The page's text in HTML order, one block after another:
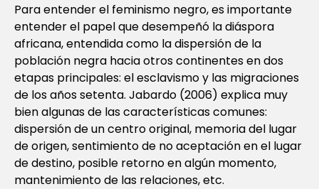
Para entender el feminismo negro, es importante
entender el papel que desempeñó la diáspora
africana, entendida como la dispersión de la
población negra hacia otros continentes en dos
etapas principales: el esclavismo y las migraciones
de los años setenta. Jabardo (2006) explica muy
bien algunas de las características comunes:
dispersión de un centro original, memoria del lugar
de origen, sentimiento de no aceptación en el lugar
de destino, posible retorno en algún momento,
mantenimiento de las relaciones, etc.